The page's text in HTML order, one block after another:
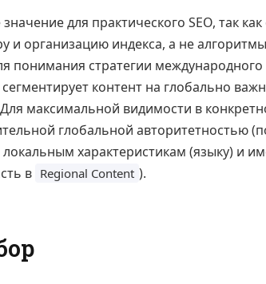
для практического SEO, так
и организацию индекса, а не
понимания стратегии международного
контент на глобально
максимальной видимости в
глобальной авторитетностью
локальным характеристикам (языку) и
в Regional Content ).